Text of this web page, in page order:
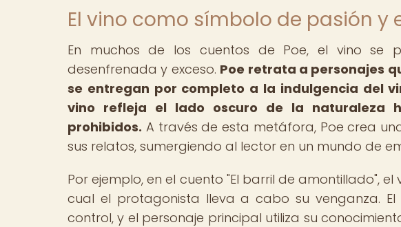
El vino como símbolo de pasión y
En muchos de los cuentos de Poe, el vino se
desenfrenada y exceso. Poe retrata a personajes
se entregan por completo a la indulgencia del
vino refleja el lado oscuro de la naturaleza
prohibidos. A través de esta metáfora, Poe crea
sus relatos, sumergiendo al lector en un mundo de
Por ejemplo, en el cuento "El barril de amontillado",
cual el protagonista lleva a cabo su venganza.
control, y el personaje principal utiliza su